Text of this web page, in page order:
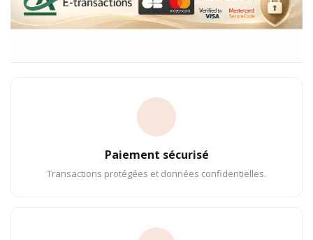
Paiement sécurisé
Transactions protégées et données confidentielles.